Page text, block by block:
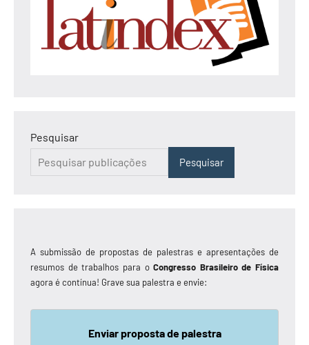
Pesquisar
Pesquisar
A submissão de propostas de palestras e apresentações de
resumos de trabalhos para oCongresso Brasileiro de Física
agora é contínua! Grave sua palestra e envie:
Enviar proposta de palestra